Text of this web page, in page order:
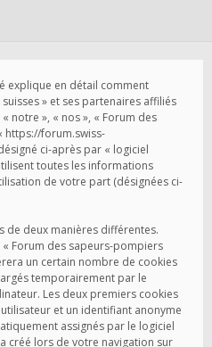
explique en détail comment
» et ses partenaires affiliés
notre », « nos », « Forum des
https://forum.swiss-
ci-après par « logiciel
toutes les informations
de votre part (désignées ci-
de deux manières différentes.
Forum des sapeurs-pompiers
un certain nombre de cookies
temporairement par le
Les deux premiers cookies
et un identifiant anonyme
assignés par le logiciel
créé lors de votre navigation sur